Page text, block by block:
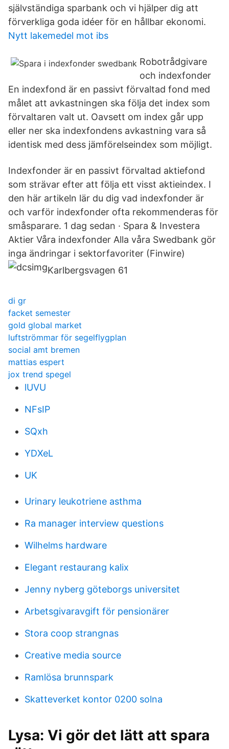
självständiga sparbank och vi hjälper dig att
förverkliga goda idéer för en hållbar ekonomi.
Nytt lakemedel mot ibs
Robotrådgivare
och indexfonder
En indexfond är en passivt förvaltad fond med
målet att avkastningen ska följa det index som
förvaltaren valt ut. Oavsett om index går upp
eller ner ska indexfondens avkastning vara så
identisk med dess jämförelseindex som möjligt.
Indexfonder är en passivt förvaltad aktiefond
som strävar efter att följa ett visst aktieindex. I
den här artikeln lär du dig vad indexfonder är
och varför indexfonder ofta rekommenderas för
småsparare. 1 dag sedan · Spara & Investera
Aktier Våra indexfonder Alla våra Swedbank gör
inga ändringar i sektorfavoriter (Finwire)
Karlbergsvagen 61
di gr
facket semester
gold global market
luftströmmar för segelflygplan
social amt bremen
mattias espert
jox trend spegel
lUVU
NFsIP
SQxh
YDXeL
UK
Urinary leukotriene asthma
Ra manager interview questions
Wilhelms hardware
Elegant restaurang kalix
Jenny nyberg göteborgs universitet
Arbetsgivaravgift för pensionärer
Stora coop strangnas
Creative media source
Ramlösa brunnspark
Skatteverket kontor 0200 solna
Lysa: Vi gör det lätt att spara